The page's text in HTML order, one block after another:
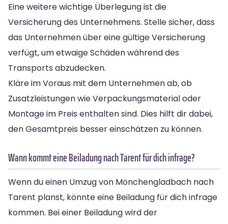
Eine weitere wichtige Überlegung ist die
Versicherung des Unternehmens. Stelle sicher, dass
das Unternehmen über eine gültige Versicherung
verfügt, um etwaige Schäden während des
Transports abzudecken.
Kläre im Voraus mit dem Unternehmen ab, ob
Zusatzleistungen wie Verpackungsmaterial oder
Montage im Preis enthalten sind. Dies hilft dir dabei,
den Gesamtpreis besser einschätzen zu können.
Wann kommt eine Beiladung nach Tarent für dich infrage?
Wenn du einen Umzug von Mönchengladbach nach
Tarent planst, könnte eine Beiladung für dich infrage
kommen. Bei einer Beiladung wird der